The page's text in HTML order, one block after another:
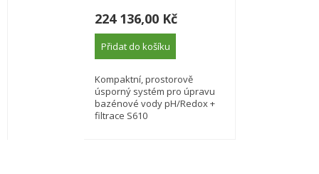
224 136,00 Kč
Přidat do košíku
Kompaktní, prostorově
úsporný systém pro úpravu
bazénové vody pH/Redox +
filtrace S610